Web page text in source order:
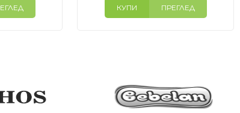
КУПИ ПРЕГЛЕД